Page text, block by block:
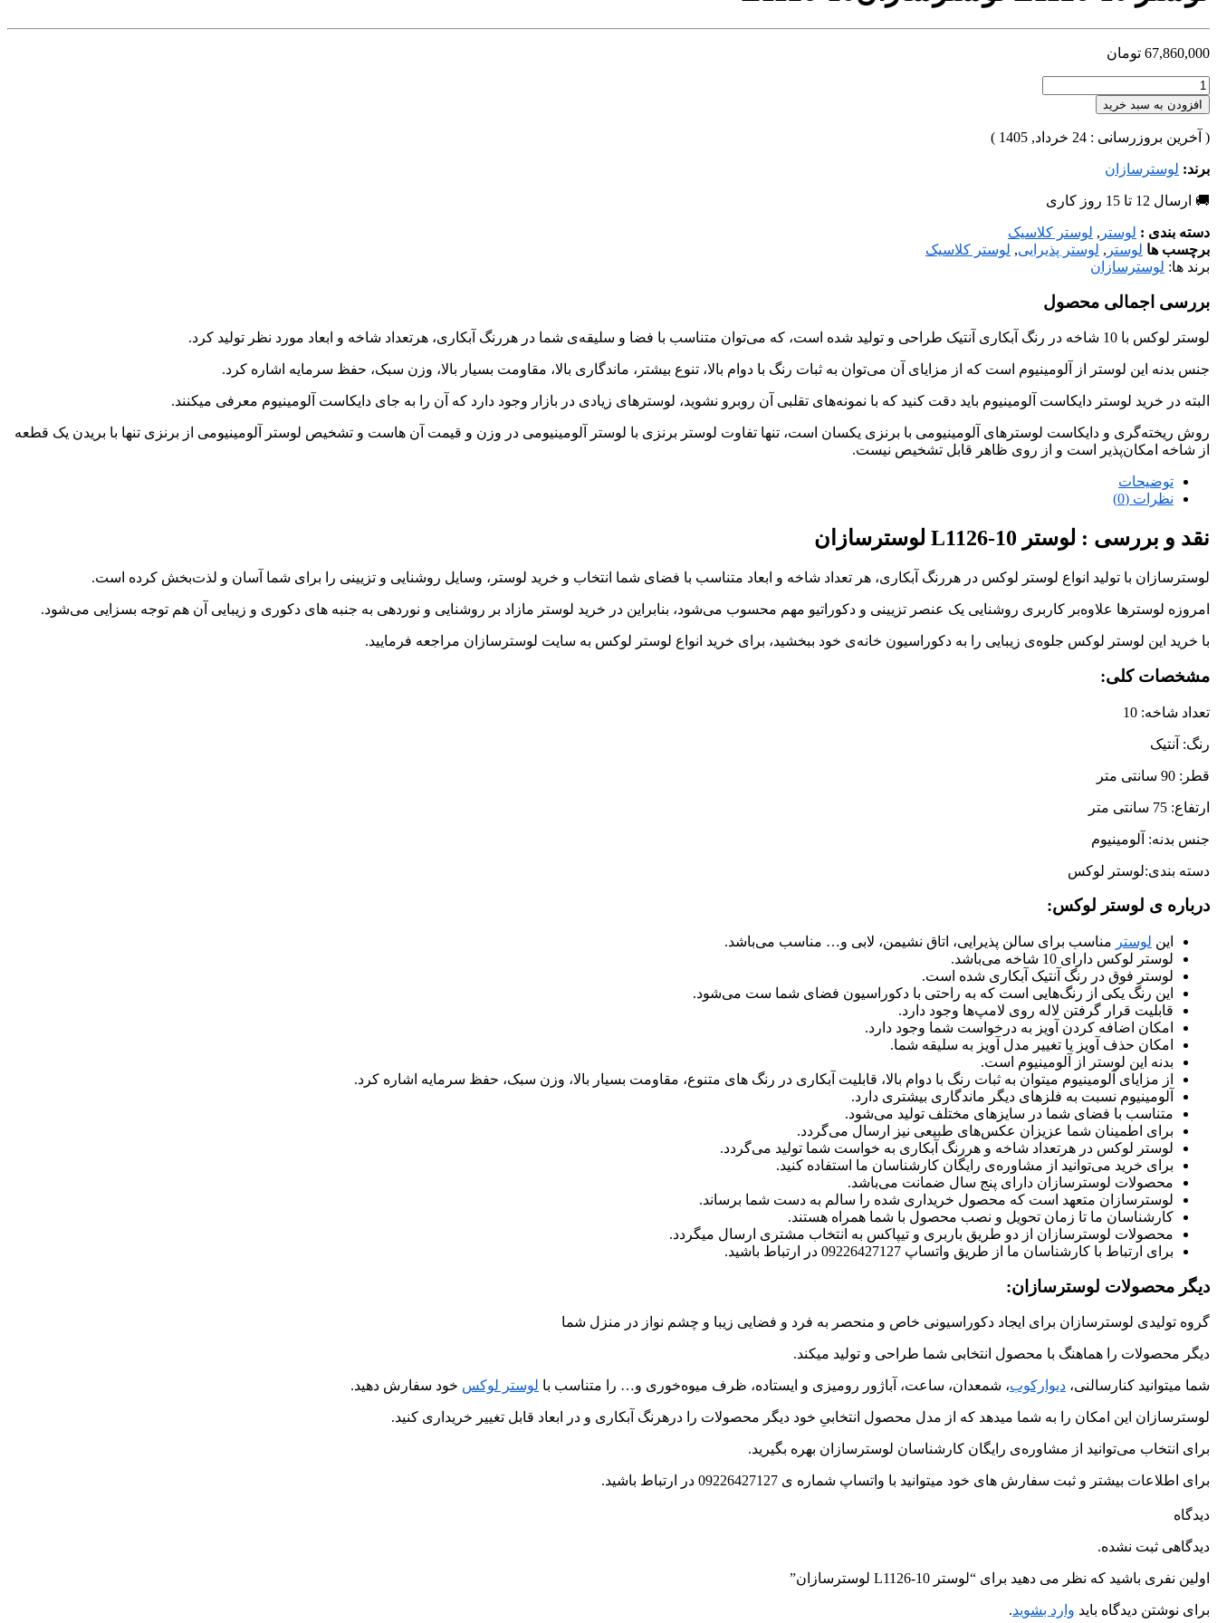
67,860,000 تومان
افزودن به سبد خرید
( آخرین بروزرسانی : 24 خرداد, 1405 )
برند: لوسترسازان
🚚 ارسال 12 تا 15 روز کاری
دسته بندی : لوستر , لوستر کلاسیک
برچسب ها لوستر , لوستر پذیرایی, لوستر کلاسیک
برند ها: لوسترسازان
بررسی اجمالی محصول
لوستر لوکس با 10 شاخه در رنگ آبکاری آنتیک طراحی و تولید شده است، که می‌توان متناسب با فضا و سلیقه‌ی شما در هررنگ آبکاری، هرتعداد شاخه و ابعاد مورد نظر تولید کرد.
جنس بدنه این لوستر از آلومینیوم است که از مزایای آن می‌توان به ثبات رنگ با دوام بالا، تنوع بیشتر، ماندگاری بالا، مقاومت بسیار بالا، وزن سبک، حفظ سرمایه اشاره کرد.
البته در خرید لوستر دایکاست آلومینیوم باید دقت کنید که با نمونه‌های تقلبی آن روبرو نشوید، لوسترهای زیادی در بازار وجود دارد که آن را به جای دایکاست آلومینیوم معرفی میکنند.
روش ریخته‌گری و دایکاست لوسترهای آلومینیومی با برنزی یکسان است، تنها تفاوت لوستر برنزی با لوستر آلومینیومی در وزن و قیمت آن هاست و تشخیص لوستر آلومینیومی از برنزی تنها با بریدن یک قطعه
از شاخه امکان‌پذیر است و از روی ظاهر قابل تشخیص نیست.
توضیحات
نظرات (0)
نقد و بررسی : لوستر L1126-10 لوسترسازان
لوسترسازان با تولید انواع لوستر لوکس در هررنگ آبکاری، هر تعداد شاخه و ابعاد متناسب با فضای شما انتخاب و خرید لوستر، وسایل روشنایی و تزیینی را برای شما آسان و لذت‌بخش کرده است.
امروزه لوسترها علاوه‌بر کاربری روشنایی یک عنصر تزیینی و دکوراتیو مهم محسوب می‌شود، بنابراین در خرید لوستر مازاد بر روشنایی و نوردهی به جنبه های دکوری و زیبایی آن هم توجه بسزایی می‌شود.
با خرید این لوستر لوکس جلوه‌ی زیبایی را به دکوراسیون خانه‌ی خود ببخشید، برای خرید انواع لوستر لوکس به سایت لوسترسازان مراجعه فرمایید.
مشخصات کلی:
تعداد شاخه: 10
رنگ: آنتیک
قطر: 90 سانتی متر
ارتفاع: 75 سانتی متر
جنس بدنه: آلومینیوم
دسته بندی:لوستر لوکس
درباره ی لوستر لوکس:
این لوستر مناسب برای سالن پذیرایی، اتاق نشیمن، لابی و… مناسب می‌باشد.
لوستر لوکس دارای 10 شاخه می‌باشد.
لوستر فوق در رنگ آنتیک آبکاری شده است.
این رنگ یکی از رنگ‌هایی است که به راحتی با دکوراسیون فضای شما ست می‌شود.
قابلیت قرار گرفتن لاله روی لامپ‌ها وجود دارد.
امکان اضافه کردن آویز به درخواست شما وجود دارد.
امکان حذف آویز یا تغییر مدل آویز به سلیقه شما.
بدنه این لوستر از آلومینیوم است.
از مزایای آلومینیوم میتوان به ثبات رنگ با دوام بالا، قابلیت آبکاری در رنگ های متنوع، مقاومت بسیار بالا، وزن سبک، حفظ سرمایه اشاره کرد.
آلومینیوم نسبت به فلزهای دیگر ماندگاری بیشتری دارد.
متناسب با فضای شما در سایزهای مختلف تولید می‌شود.
برای اطمینان شما عزیزان عکس‌های طبیعی نیز ارسال می‌گردد.
لوستر لوکس در هرتعداد شاخه و هررنگ آبکاری به خواست شما تولید می‌گردد.
برای خرید می‌توانید از مشاوره‌ی رایگان کارشناسان ما استفاده کنید.
محصولات لوسترسازان دارای پنج سال ضمانت می‌باشد.
لوسترسازان متعهد است که محصول خریداری شده را سالم به دست شما برساند.
کارشناسان ما تا زمان تحویل و نصب محصول با شما همراه هستند.
محصولات لوسترسازان از دو طریق باربری و تیپاکس به انتخاب مشتری ارسال میگردد.
برای ارتباط با کارشناسان ما از طریق واتساپ 09226427127 در ارتباط باشید.
دیگر محصولات لوسترسازان:
گروه تولیدی لوسترسازان برای ایجاد دکوراسیونی خاص و منحصر به فرد و فضایی زیبا و چشم نواز در منزل شما
دیگر محصولات را هماهنگ با محصول انتخابی شما طراحی و تولید میکند.
شما میتوانید کنارسالنی، دیوارکوب، شمعدان، ساعت، آباژور رومیزی و ایستاده، ظرف میوه‌خوری و… را متناسب با لوستر لوکس خود سفارش دهید.
لوسترسازان این امکان را به شما میدهد که از مدل محصول انتخابیِ خود دیگر محصولات را درهرنگ آبکاری و در ابعاد قابل تغییر خریداری کنید.
برای انتخاب می‌توانید از مشاوره‌ی رایگان کارشناسان لوسترسازان بهره بگیرید.
برای اطلاعات بیشتر و ثبت سفارش های خود میتوانید با واتساپ شماره ی 09226427127 در ارتباط باشید.
دیدگاه
دیدگاهی ثبت نشده.
اولین نفری باشید که نظر می دهید برای “لوستر L1126-10 لوسترسازان”
برای نوشتن دیدگاه باید وارد بشوید.